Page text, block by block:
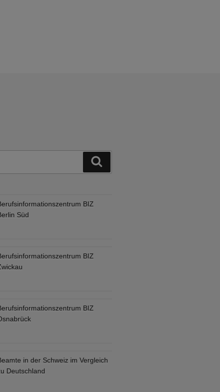
BIZ
Süd
BIZ
BIZ
in der Schweiz im Vergleich
Deutschland